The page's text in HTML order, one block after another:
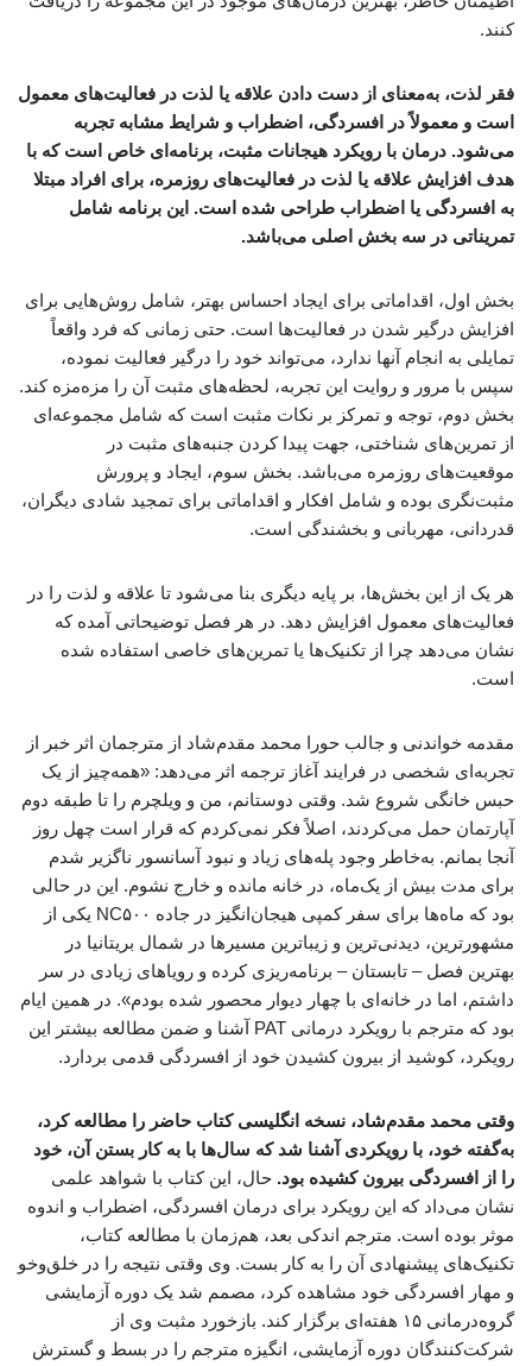
کنند.
فقر لذت، به‌معنای از دست دادن علاقه یا لذت در فعالیت‌های معمول
است و معمولاً در افسردگی، اضطراب و شرایط مشابه تجربه
می‌شود. درمان با رویکرد هیجانات مثبت، برنامه‌ای خاص است که با
هدف افزایش علاقه یا لذت در فعالیت‌های روزمره، برای افراد مبتلا
به افسردگی یا اضطراب طراحی شده است. این برنامه شامل
تمریناتی در سه بخش اصلی می‌باشد.
بخش اول، اقداماتی برای ایجاد احساس بهتر، شامل روش‌هایی برای
افزایش درگیر شدن در فعالیت‌ها است. حتی زمانی که فرد واقعاً
تمایلی به انجام آنها ندارد، می‌تواند خود را درگیر فعالیت نموده،
سپس با مرور و روایت این تجربه، لحظه‌های مثبت آن را مزه‌مزه کند.
بخش دوم، توجه و تمرکز بر نکات مثبت است که شامل مجموعه‌ای
از تمرین‌های شناختی، جهت پیدا کردن جنبه‌های مثبت در
موقعیت‌های روزمره می‌باشد. بخش سوم، ایجاد و پرورش
مثبت‌نگری بوده و شامل افکار و اقداماتی برای تمجید شادی دیگران،
قدردانی، مهربانی و بخشندگی است.
هر یک از این بخش‌ها، بر پایه دیگری بنا می‌شود تا علاقه و لذت را در
فعالیت‌های معمول افزایش دهد. در هر فصل توضیحاتی آمده که
نشان می‌دهد چرا از تکنیک‌ها یا تمرین‌های خاصی استفاده شده
است.
مقدمه خواندنی و جالب حورا محمد مقدم‌شاد از مترجمان اثر خبر از
تجربه‌ای شخصی در فرایند آغاز ترجمه اثر می‌دهد: «همه‌چیز از یک
حبس خانگی شروع شد. وقتی دوستانم، من و ویلچرم را تا طبقه دوم
آپارتمان حمل می‌کردند، اصلاً فکر نمی‌کردم که قرار است چهل روز
آنجا بمانم. به‌خاطر وجود پله‌های زیاد و نبود آسانسور ناگزیر شدم
برای مدت بیش از یک‌ماه، در خانه مانده و خارج نشوم. این در حالی
بود که ماه‌ها برای سفر کمپی هیجان‌انگیز در جاده NC۵۰۰ یکی از
مشهورترین، دیدنی‌ترین و زیباترین مسیرها در شمال بریتانیا در
بهترین فصل – تابستان – برنامه‌ریزی کرده و رویاهای زیادی در سر
داشتم، اما در خانه‌ای با چهار دیوار محصور شده بودم». در همین ایام
بود که مترجم با رویکرد درمانی PAT آشنا و ضمن مطالعه بیشتر این
رویکرد، کوشید از بیرون کشیدن خود از افسردگی قدمی بردارد.
وقتی محمد مقدم‌شاد، نسخه انگلیسی کتاب حاضر را مطالعه کرد،
به‌گفته خود، با رویکردی آشنا شد که سال‌ها با به کار بستن آن، خود
را از افسردگی بیرون کشیده بود. حال، این کتاب با شواهد علمی
نشان می‌داد که این رویکرد برای درمان افسردگی، اضطراب و اندوه
موثر بوده است. مترجم اندکی بعد، هم‌زمان با مطالعه کتاب،
تکنیک‌های پیشنهادی آن را به کار بست. وی وقتی نتیجه را در خلق‌وخو
و مهار افسردگی خود مشاهده کرد، مصمم شد یک دوره آزمایشی
گروه‌درمانی ۱۵ هفته‌ای برگزار کند. بازخورد مثبت وی از
شرکت‌کنندگان دوره آزمایشی، انگیزه مترجم را در بسط و گسترش